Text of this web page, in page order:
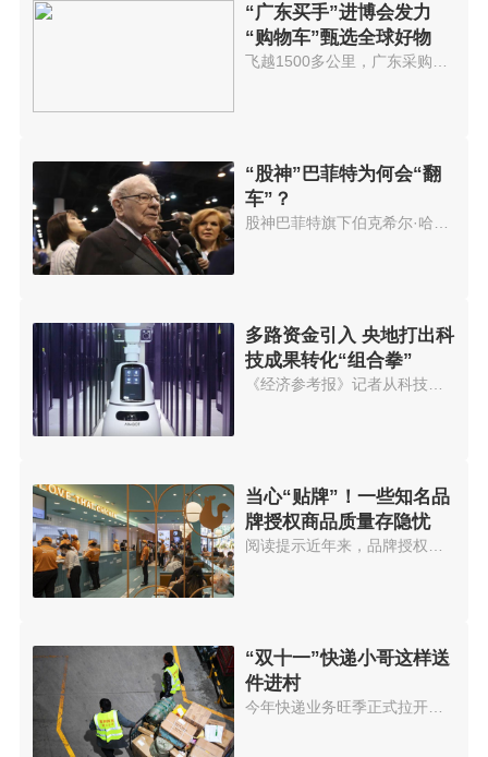
“广东买手”进博会发力
“购物车”甄选全球好物
“股神”巴菲特为何会“翻
车”？
多路资金引入 央地打出科
技成果转化“组合拳”
当心“贴牌”！一些知名品
牌授权商品质量存隐忧
“双十一”快递小哥这样送
件进村
今年快递业务旺季正式拉开帷幕。...